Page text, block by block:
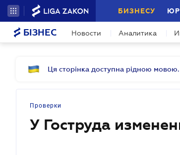
БИЗНЕСУ
БІЗНЕС Новости Аналитика
Ця сторінка доступна рідною мовою.
Проверки
У Гоструда